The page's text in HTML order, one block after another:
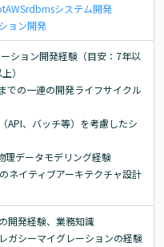
AWSrdbmsシステム開発
ョン開発
ション開発経験（目安：7年以
）
での一連の開発ライフサイクル
API、バッチ等）を考慮したシ
理データモデリング経験
ネイティブアーキテクチャ設計
開発経験、業務知識
ガシーマイグレーションの経験